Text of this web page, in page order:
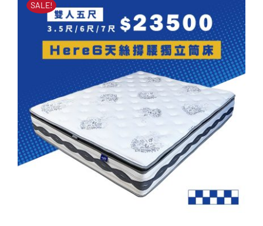
格：
格：
SALE!